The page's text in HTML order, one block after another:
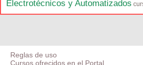
Electrotécnicos y Automatizados
Reglas de uso
Cursos ofrecidos en el Portal